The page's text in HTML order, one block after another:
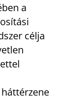
a
célja